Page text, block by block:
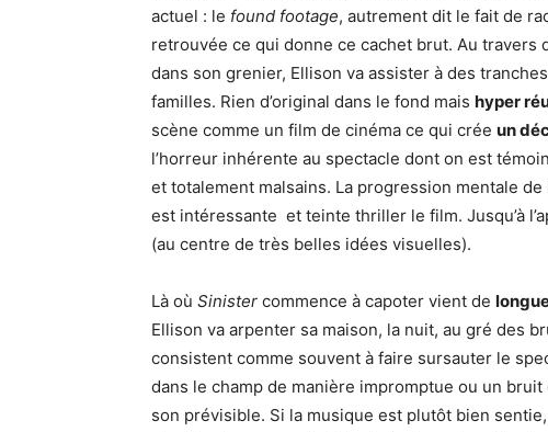
actuel : le found footage, autrement dit le fait de
retrouvée ce qui donne ce cachet brut. Au travers
dans son grenier, Ellison va assister à des
familles. Rien d’original dans le fond mais hyper
scène comme un film de cinéma ce qui crée un
l’horreur inhérente au spectacle dont on est
et totalement malsains. La progression mentale
est intéressante et teinte thriller le film. Jusqu’à
(au centre de très belles idées visuelles).
Là où Sinister commence à capoter vient de
Ellison va arpenter sa maison, la nuit, au gré des
consistent comme souvent à faire sursauter le
dans le champ de manière impromptue ou un
son prévisible. Si la musique est plutôt bien